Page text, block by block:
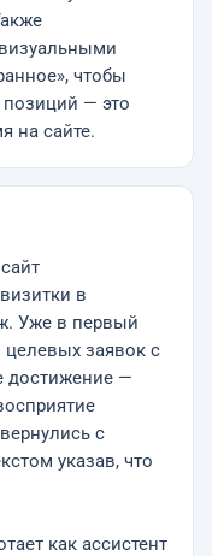
чтобы
— это
на сайте.
в
Уже в первый
целевых заявок с
достижение —
с
указав, что
как ассистент